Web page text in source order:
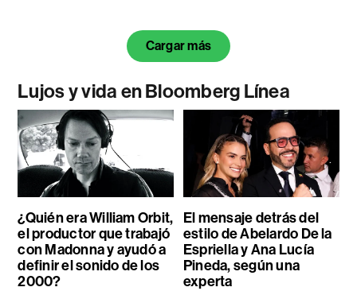
Cargar más
Lujos y vida en Bloomberg Línea
¿Quién era William Orbit,
el productor que trabajó
con Madonna y ayudó a
definir el sonido de los
2000?
El mensaje detrás del
estilo de Abelardo De la
Espriella y Ana Lucía
Pineda, según una
experta